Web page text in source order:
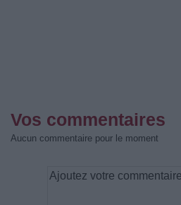
Vos commentaires
Aucun commentaire pour le moment